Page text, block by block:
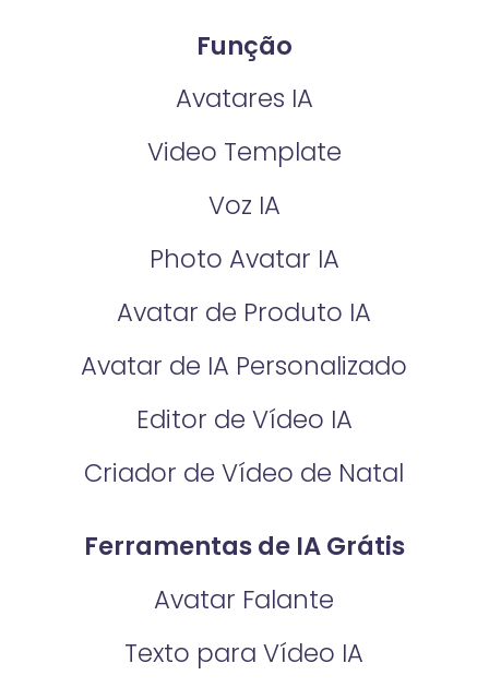
Função
Avatares IA
Video Template
Voz IA
Photo Avatar IA
Avatar de Produto IA
Avatar de IA Personalizado
Editor de Vídeo IA
Criador de Vídeo de Natal
Ferramentas de IA Grátis
Avatar Falante
Texto para Vídeo IA